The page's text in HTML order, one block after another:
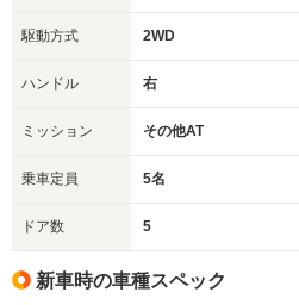
駆動方式 2WD
ハンドル 右
ミッション その他AT
乗車定員 5名
ドア数 5
新車時の車種スペック